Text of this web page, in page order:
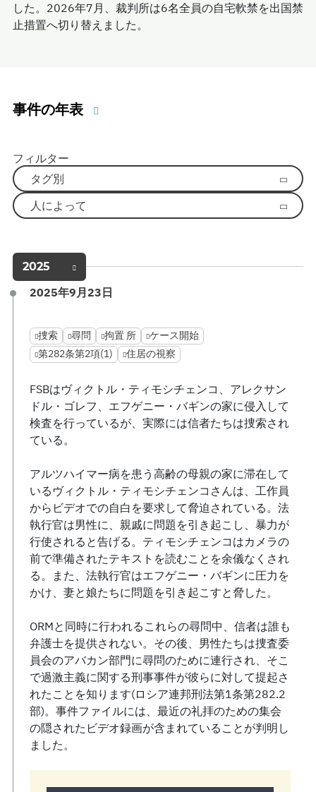
した。2026年7月、裁判所は6名全員の自宅軟禁を出国禁
止措置へ切り替えました。
事件の年表
フィルター
タグ別
人によって
2025
2025年9月23日
捜索 尋問 拘置 所
ケース開始
第282条第2項(1)
住居の視察
FSBはヴィクトル・ティモシチェンコ、アレクサン
ドル・ゴレフ、エフゲニー・バギンの家に侵入して
検査を行っているが、実際には信者たちは捜索され
ている。
アルツハイマー病を患う高齢の母親の家に滞在して
いるヴィクトル・ティモシチェンコさんは、工作員
からビデオでの自白を要求して脅迫されている。法
執行官は男性に、親戚に問題を引き起こし、暴力が
行使されると告げる。ティモシチェンコはカメラの
前で準備されたテキストを読むことを余儀なくされ
る。また、法執行官はエフゲニー・バギンに圧力を
かけ、妻と娘たちに問題を引き起こすと脅した。
ORMと同時に行われるこれらの尋問中、信者は誰も
弁護士を提供されない。その後、男性たちは捜査委
員会のアバカン部門に尋問のために連行され、そこ
で過激主義に関する刑事事件が彼らに対して提起さ
れたことを知ります(ロシア連邦刑法第1条第282.2
部)。事件ファイルには、最近の礼拝のための集会
の隠されたビデオ録画が含まれていることが判明し
ました。